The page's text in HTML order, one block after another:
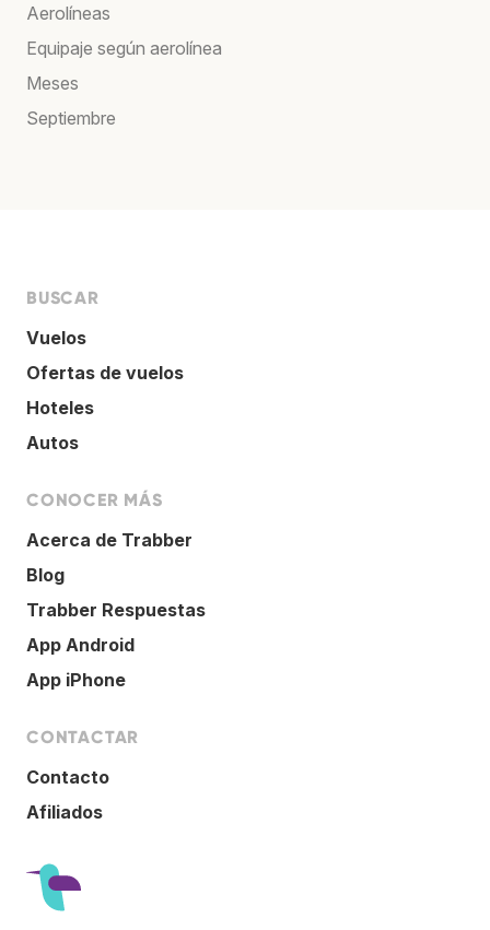
Aerolíneas
Equipaje según aerolínea
Meses
Septiembre
BUSCAR
Vuelos
Ofertas de vuelos
Hoteles
Autos
CONOCER MÁS
Acerca de Trabber
Blog
Trabber Respuestas
App Android
App iPhone
CONTACTAR
Contacto
Afiliados